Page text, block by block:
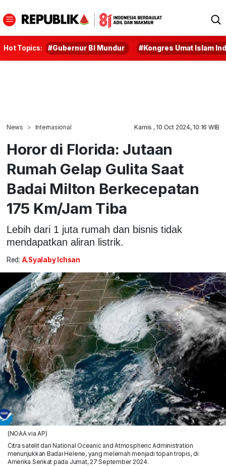
Hot Topics: #Gubernur BI Mundur #Kongres Umat Islam
News Internasional Kamis , 10 Oct 2024, 10:16 WIB
Horor di Florida: Jutaan
Rumah Gelap Gulita Saat
Badai Milton Berkecepatan
175 Km/Jam Tiba
Lebih dari 1 juta rumah dan bisnis tidak
mendapatkan aliran listrik.
Red: A.Syalaby Ichsan
(NOAA via AP)
Citra satelit dari National Oceanic and Atmospheric Administration
menunjukkan Badai Helene, yang melemah menjadi topan tropis, di
Amerika Serikat pada Jumat, 27 September 2024.